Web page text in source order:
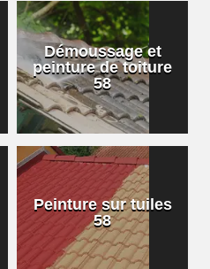
Démoussage et
peinture de toiture
58
Peinture sur tuiles
58